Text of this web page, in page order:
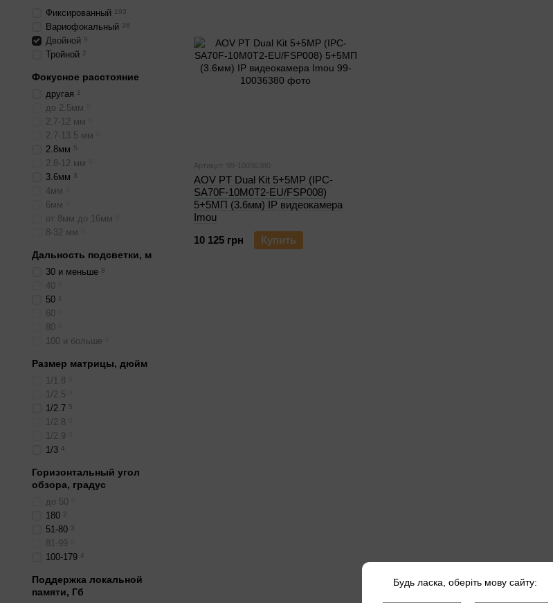
Артикул: 99-10036380
AOV PT Dual Kit 5+5MP (IPC-
SA70F-10M0T2-EU/FSP008)
5+5МП (3.6мм) IP видеокамера
Imou
10 125 грн
Купить
Фиксированный 193
Вариофокальный 36
Двойной 9
Тройной 2
Фокусное расстояние
другая 1
до 2.5мм
2.7-12 мм
2.7-13.5 мм
2.8мм 5
2.8-12 мм
3.6мм 3
4мм
6мм
от 8мм до 16мм
8-32 мм
Дальность подсветки, м
30 и меньше 8
40
50 1
60
80
100 и больше
Размер матрицы, дюйм
1/1.8
1/2.5
1/2.7 5
1/2.8
1/2.9
1/3 4
Горизонтальный угол
обзора, градус
до 50
180 2
51-80 3
81-99
100-179 4
Поддержка локальной
памяти, Гб
Будь ласка, оберіть мову сайту: